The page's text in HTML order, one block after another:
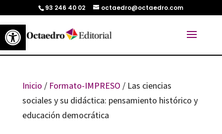
Abrir barra de herramientas
93 246 40 02 octaedro@octaedro.com
Inicio / Formato-IMPRESO / Las ciencias
sociales y su didáctica: pensamiento histórico y
educación democrática